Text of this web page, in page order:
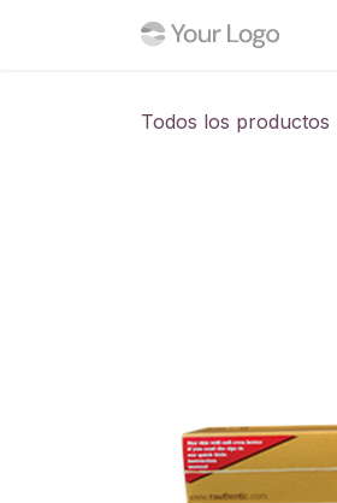
Todos los productos